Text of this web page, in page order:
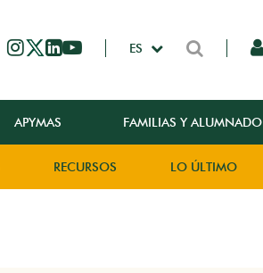
ES
APYMAS FAMILIAS Y ALUMNADO
RECURSOS LO ÚLTIMO